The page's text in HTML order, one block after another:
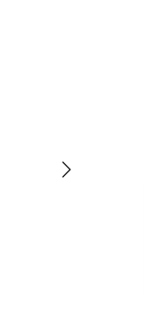
Seguinte